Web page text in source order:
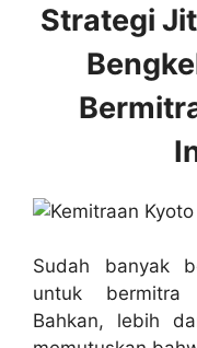
Strategi
Sudah banyak
untuk bermitra
Bahkan, lebih